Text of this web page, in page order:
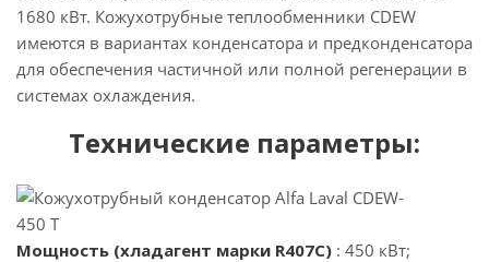
1680 кВт. Кожухотрубные теплообменники CDEW
имеются в вариантах конденсатора и предконденсатора
для обеспечения частичной или полной регенерации в
системах охлаждения.
Технические параметры:
Мощность (хладагент марки R407C) : 450 кВт;